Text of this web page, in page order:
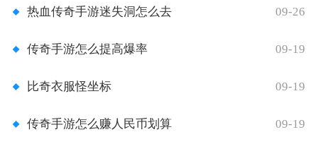
热血传奇手游迷失洞怎么去 09-26
传奇手游怎么提高爆率 09-19
比奇衣服怪坐标 09-19
传奇手游怎么赚人民币划算 09-19